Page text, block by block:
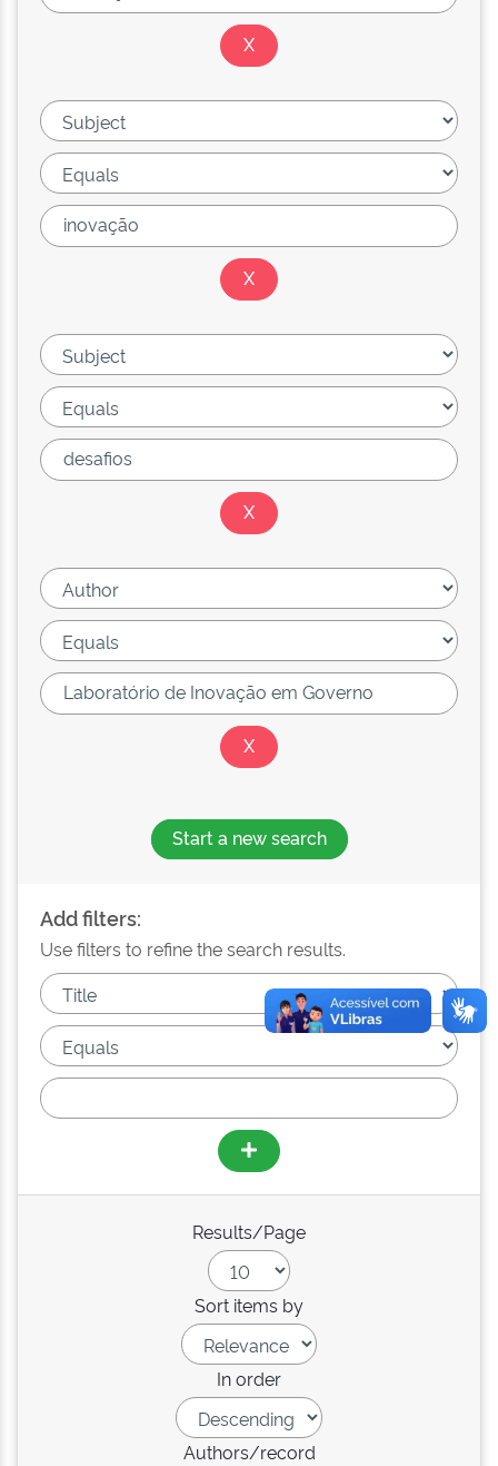
Start a new search
Add filters:
Use filters to refine the search results.
Results/Page
Sort items by
In order
Authors/record